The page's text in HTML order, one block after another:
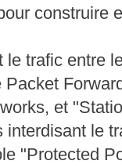
construire
trafic entre
et
le
"Protected